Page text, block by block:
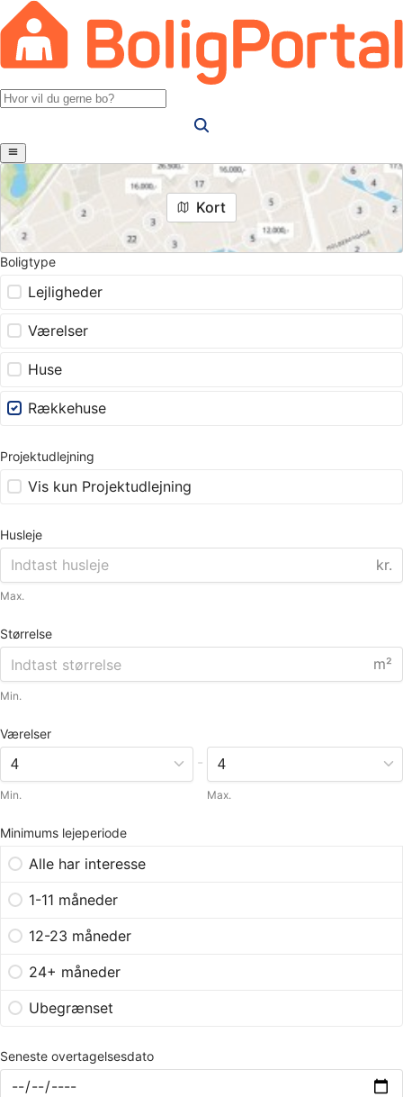
Kort
Boligtype
Lejligheder
Værelser
Huse
Rækkehuse
Projektudlejning
Vis kun Projektudlejning
Husleje
kr.
Max.
Størrelse
m²
Min.
Værelser
Min.
-
Max.
Minimums lejeperiode
Alle har interesse
1-11 måneder
12-23 måneder
24+ måneder
Ubegrænset
Seneste overtagelsesdato